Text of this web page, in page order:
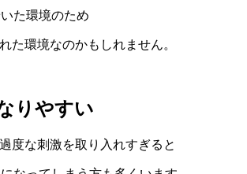
た環境のため
た環境なのかもしれません。
りやすい
度な刺激を取り入れすぎると